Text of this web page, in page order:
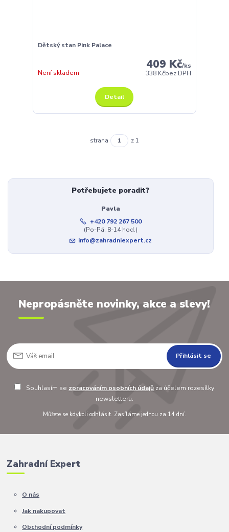
Dětský stan Pink Palace
409 Kč/ks
338 Kčbez DPH
Není skladem
Detail
strana z 1
Potřebujete poradit?
Pavla
+420 792 267 500
(Po-Pá, 8-14 hod.)
info@zahradniexpert.cz
Nepropásněte novinky, akce a slevy!
Přihlásit se
Souhlasím se zpracováním osobních údajů za účelem rozesílky
newsletteru.
Můžete se kdykoli odhlásit. Zasíláme jednou za 14 dní.
Zahradní Expert
O nás
Jak nakupovat
Obchodní podmínky